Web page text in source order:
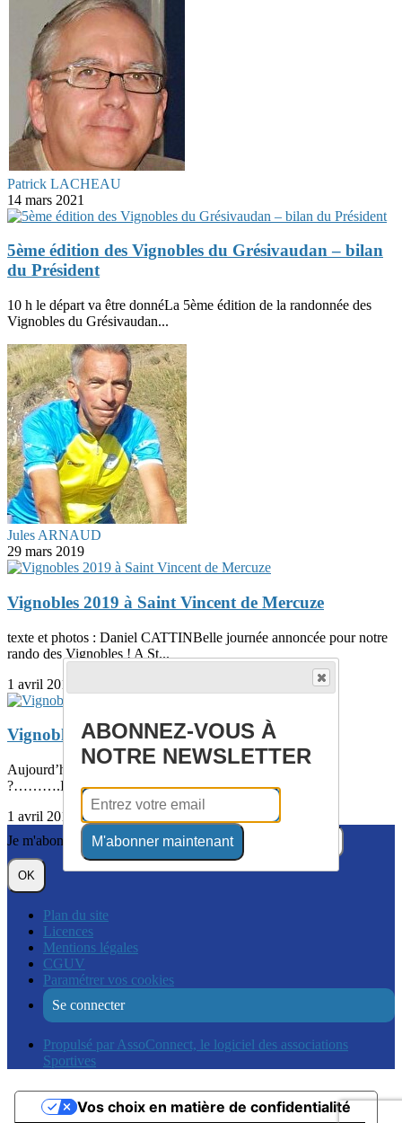
Patrick LACHEAU
14 mars 2021
5ème édition des Vignobles du Grésivaudan – bilan
du Président
10 h le départ va être donnéLa 5ème édition de la randonnée des
Vignobles du Grésivaudan...
Jules ARNAUD
29 mars 2019
Vignobles 2019 à Saint Vincent de Mercuze
texte et photos : Daniel CATTINBelle journée annoncée pour notre
rando des Vignobles ! A St...
1 avril 2019
Vignobles club . Dimanche 24 mars 2019
Aujourd’hui dimanche 24 mars, que se passe-t-il au CTG
?……….Il faut reconnaître notre randonnée...
1 avril 2019
Je m'abonne à la newsletter
OK
Plan du site
Licences
Mentions légales
CGUV
Paramétrer vos cookies
Se connecter
Propulsé par AssoConnect, le logiciel des associations
Sportives
Vos choix en matière de confidentialité
ABONNEZ-VOUS À
NOTRE NEWSLETTER
M'abonner maintenant